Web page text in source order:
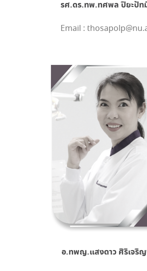
รศ.ดร.ทพ.ทศพล ปิยะปัท
Email :
อ.ทพญ.แสงดาว ศิริเจริ